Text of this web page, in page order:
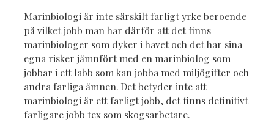
Marinbiologi är inte särskilt farligt yrke beroende
på vilket jobb man har därför att det finns
marinbiologer som dyker i havet och det har sina
egna risker jämnfört med en marinbiolog som
jobbar i ett labb som kan jobba med miljögifter och
andra farliga ämnen. Det betyder inte att
marinbiologi är ett farligt jobb, det finns definitivt
farligare jobb tex som skogsarbetare.